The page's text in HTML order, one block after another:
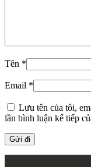
Tên *
Email *
Lưu tên của tôi,
lần bình luận kế tiếp